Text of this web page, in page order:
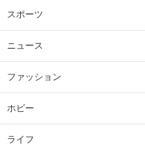
スポーツ
ニュース
ファッション
ホビー
ライフ